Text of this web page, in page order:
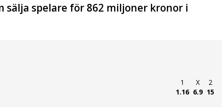
spelare för 862 miljoner kronor i
1
1.16
X
6.9
2
15